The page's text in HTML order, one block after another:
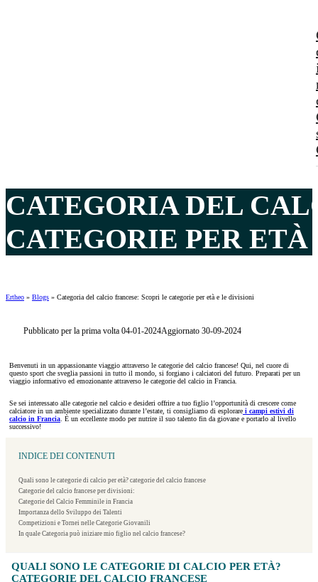
CATEGORIA DEL
CATEGORIE PER
Ertheo » Blogs » Categoria del calcio francese: Scopri le categorie per età e le divisioni
Pubblicato per la prima volta 04-01-2024Aggiornato 30-09-2024
Benvenuti in un appassionante viaggio attraverso le categorie del calcio francese! Qui, nel cuore di
questo sport che sveglia passioni in tutto il mondo, si forgiano i calciatori del futuro. Preparati per un
viaggio informativo ed emozionante attraverso le categorie del calcio in Francia.
Se sei interessato alle categorie nel calcio e desideri offrire a tuo figlio l’opportunità di crescere come
calciatore in un ambiente specializzato durante l’estate, ti consigliamo di esplorare i campi estivi di
calcio in Francia . È un eccellente modo per nutrire il suo talento fin da giovane e portarlo al livello
successivo!
INDICE DEI CONTENUTI
Quali sono le categorie di calcio per età? categorie del calcio francese
Categorie del calcio francese per divisioni:
Categorie del Calcio Femminile in Francia
Importanza dello Sviluppo dei Talenti
Competizioni e Tornei nelle Categorie Giovanili
In quale Categoria può iniziare mio figlio nel calcio francese?
QUALI SONO LE CATEGORIE DI CALCIO PER ETÀ?
CATEGORIE DEL CALCIO FRANCESE